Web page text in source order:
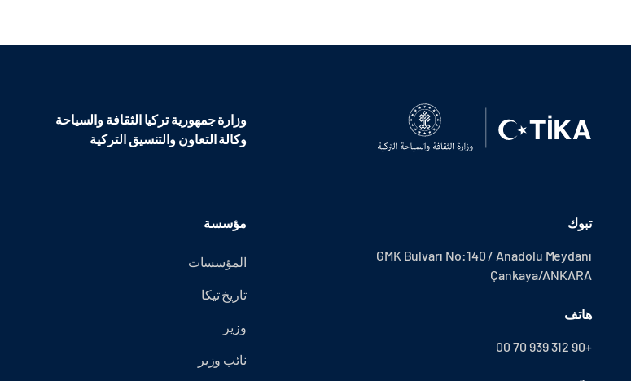
وزارة جمهورية تركيا الثقافة والسياحة
وكالة التعاون والتنسيق التركية
تبوك
GMK Bulvarı No:140 / Anadolu Meydanı
Çankaya/ANKARA
هاتف
+90 312 939 70 00
مؤسسة
المؤسسات
تاريخ تيكا
وزير
نائب وزير